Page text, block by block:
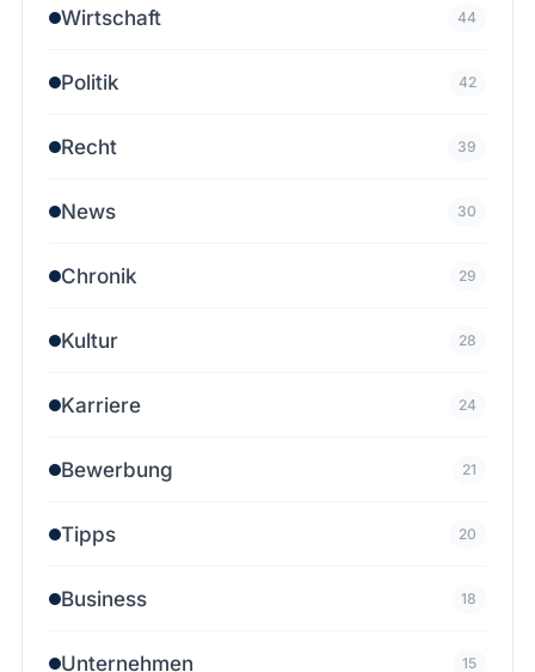
Wirtschaft 44
Politik 42
Recht 39
News 30
Chronik 29
Kultur 28
Karriere 24
Bewerbung 21
Tipps 20
Business 18
Unternehmen 15